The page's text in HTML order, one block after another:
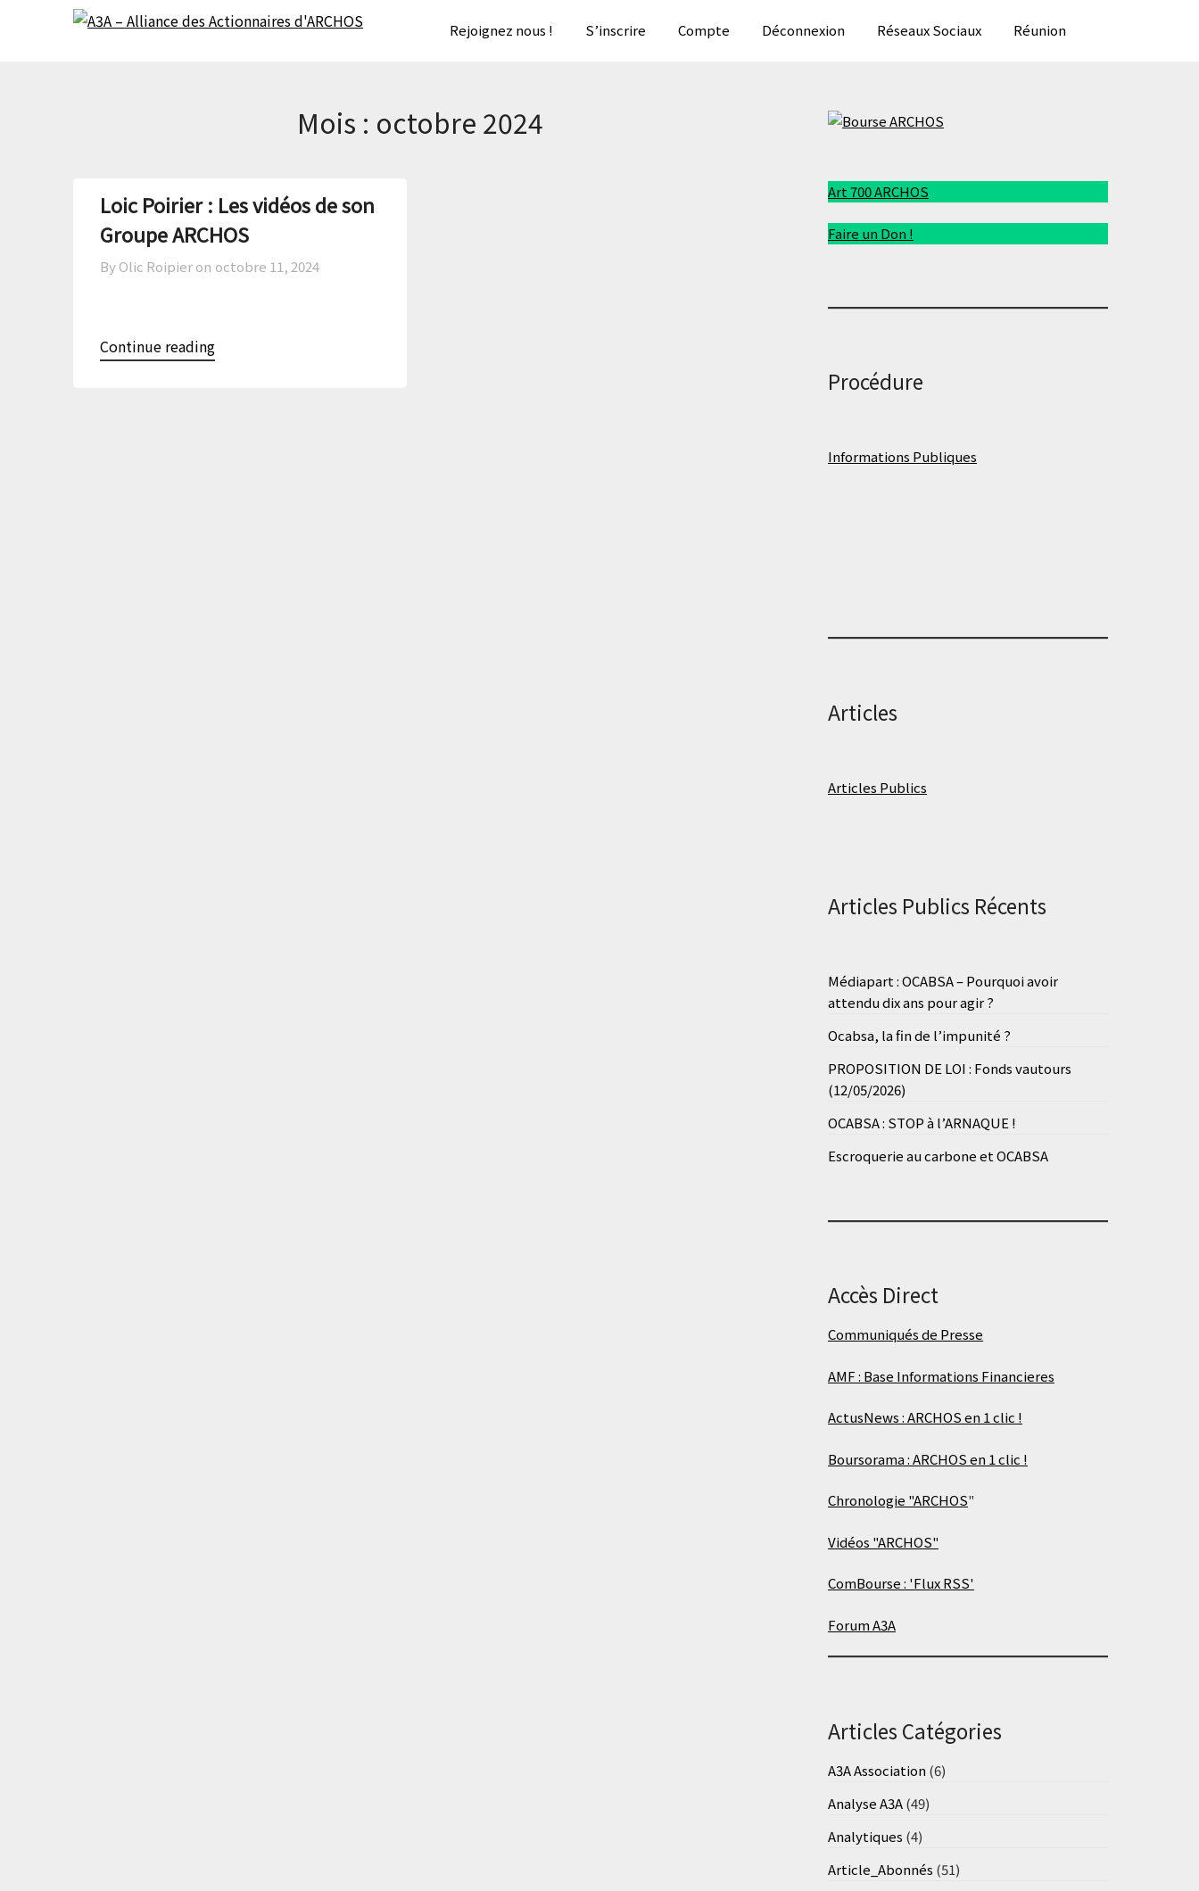
Rejoignez nous ! S’inscrire Compte Déconnexion Réseaux Sociaux Réunion
Mois : octobre 2024
Loic Poirier : Les vidéos de son
Groupe ARCHOS
By Olic Roipier on octobre 11, 2024
Continue reading
Art 700 ARCHOS
Faire un Don !
Procédure
Informations Publiques
Articles
Articles Publics
Articles Publics Récents
Médiapart : OCABSA – Pourquoi avoir
attendu dix ans pour agir ?
Ocabsa, la fin de l’impunité ?
PROPOSITION DE LOI : Fonds vautours
(12/05/2026)
OCABSA : STOP à l’ARNAQUE !
Escroquerie au carbone et OCABSA
Accès Direct
Communiqués de Presse
AMF : Base Informations Financieres
ActusNews : ARCHOS en 1 clic !
Boursorama : ARCHOS en 1 clic !
Chronologie "ARCHOS"
Vidéos "ARCHOS"
ComBourse : 'Flux RSS'
Forum A3A
Articles Catégories
A3A Association (6)
Analyse A3A(49)
Analytiques (4)
Article_Abonnés (51)